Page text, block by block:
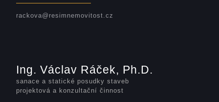
rackova@resimnemovitost.cz
Ing. Václav Ráček, Ph.D.
sanace a statické posudky staveb
projektová a konzultační činnost